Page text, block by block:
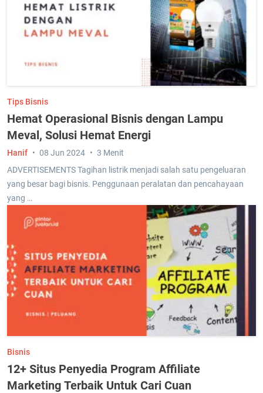
Tips Bisnis
Hemat Operasional Bisnis dengan Lampu
Meval, Solusi Hemat Energi
ADVERTISEMENTS Tagihan listrik menjadi salah satu pengeluaran
yang besar bagi bisnis. Penggunaan peralatan dan pencahayaan
yang …
Hanif 08 Jun 2024 3 Menit
Bisnis
12+ Situs Penyedia Program Affiliate
Marketing Terbaik Untuk Cari Cuan